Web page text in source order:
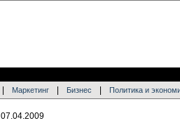
Маркетинг Бизнес Политика и
07.04.2009